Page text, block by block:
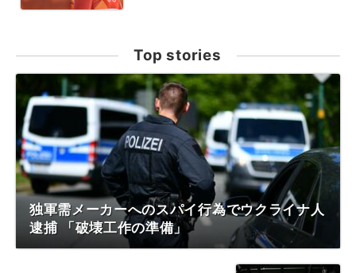
Top stories
独軍需メーカーへのスパイ行為でウクライナ人
逮捕 「破壊工作の準備」